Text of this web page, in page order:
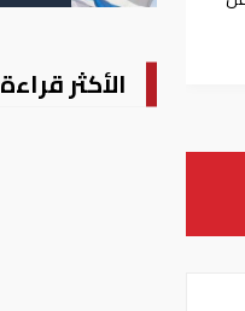
الأكثر قراءة